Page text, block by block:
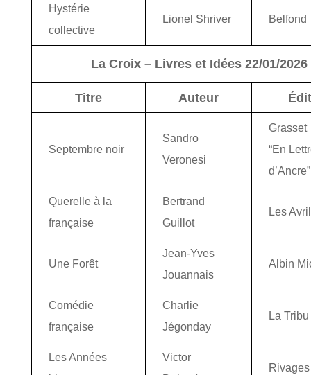
Hystérie
collective
Lionel Shriver Belfond
La Croix – Livres et Idées 22/01/2026
Titre Auteur
Septembre noir
Sandro
Veronesi
Grasset
“En
d’Ancre”
Querelle à la
française
Bertrand
Guillot
Les
Une Forêt
Jean-Yves
Jouannais
Albin
Comédie
française
Charlie
Jégonday
La Tribu
Les Années
Victor
Rivages